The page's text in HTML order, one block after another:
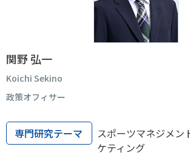
ニュース
調査・研究
スポーツライフ・データ
スポーツ白書
政策提言
子どものスポーツ
障害者スポーツ
スポーツによるまちづくり
スポーツ・ガバナンス
関野 弘一
Koichi Sekino
政策オフィサー
専門研究テーマ
スポーツマネジメン
ケティング